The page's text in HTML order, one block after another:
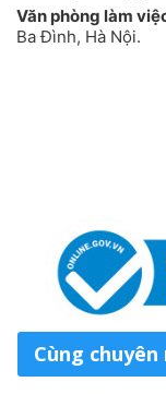
Văn phòng làm
Ba Đình, Hà Nội.
Cùng chuyên